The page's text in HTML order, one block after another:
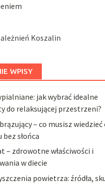
Koszalin
WPISY
jak wybrać idealne
do relaksującej przestrzeni?
– co musisz wiedzieć
słońca
– zdrowotne właściwości i
w diecie
powietrza: źródła,